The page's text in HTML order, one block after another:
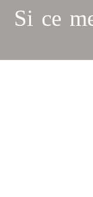
Si ce